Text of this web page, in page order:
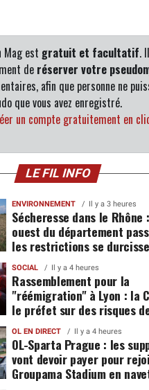
Mag est gratuit et facultatif.
de réserver votre
afin que personne ne
que vous avez enregistré.
un compte gratuitement en
LE FIL INFO
ENVIRONNEMENT Il y a 3 heures
Sécheresse dans le
ouest du département
les restrictions se
SOCIAL Il y a 4 heures
Rassemblement pour la
"réémigration" à Lyon : la
le préfet sur des risques
OL EN DIRECT Il y a 4 heures
OL-Sparta Prague : les
vont devoir payer pour
Groupama Stadium en